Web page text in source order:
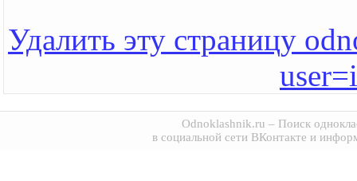
Удалить эту страницу
Odnoklashnik.ru – Поиск
в социальной сети ВКонтакте и